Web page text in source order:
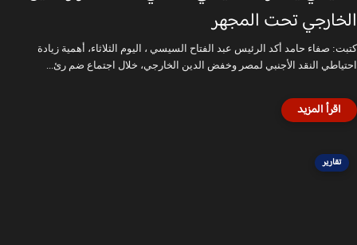
الخارجي تحت المجهر
كتبت: صفاء حامد أكد الرئيس عبد الفتاح السيسي ، اليوم الثلاثاء، أهمية زيادة
احتياطي النقد الأجنبي لمصر وخفض الدين الخارجي، خلال اجتماع ضم رئ...
تقارير